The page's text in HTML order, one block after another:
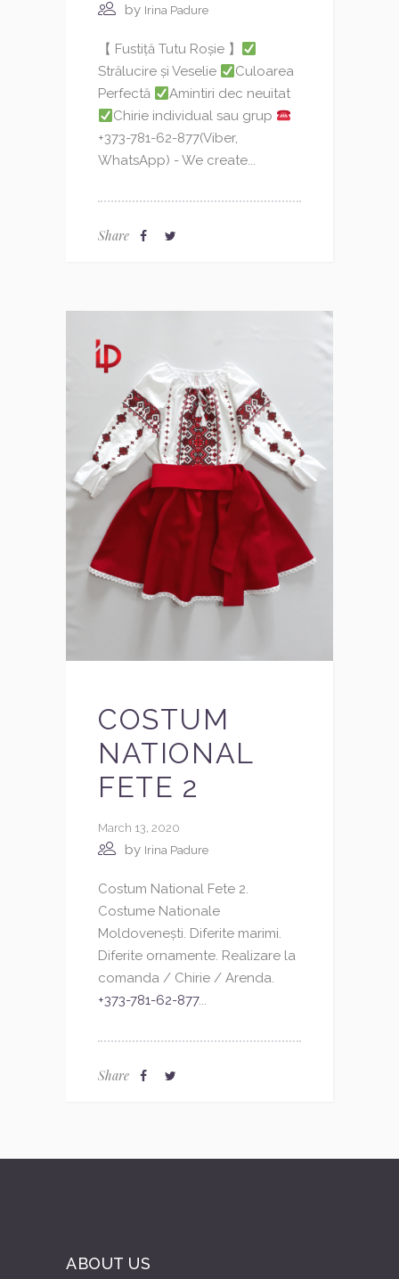
by Irina Padure
【 Fustiță Tutu Roșie 】
Strălucire și Veselie
Culoarea
Perfectă
Amintiri dec neuitat
Chirie individual sau grup
+373-781-62-877(Viber,
WhatsApp) - We create...
Share
COSTUM
NATIONAL
FETE 2
March 13, 2020
by Irina Padure
Costum National Fete 2.
Costume Nationale
Moldovenești. Diferite marimi.
Diferite ornamente. Realizare la
comanda / Chirie / Arenda.
+373-781-62-877...
Share
ABOUT US